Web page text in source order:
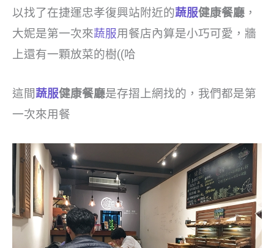
以找了在捷運忠孝復興站附近的蔬服健康餐廳 ，
大妮是第一次來蔬服用餐店內算是小巧可愛，牆
上還有一顆放菜的樹((哈
這間蔬服健康餐廳是存摺上網找的，我們都是第
一次來用餐